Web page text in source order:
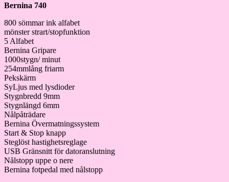
Bernina 740
800 sömmar ink alfabet
mönster strart/stopfunktion
5 Alfabet
Bernina Gripare
1000stygn/ minut
254mmlång friarm
Pekskärm
SyLjus med lysdioder
Stygnbredd 9mm
Stygnlängd 6mm
Nålpåträdare
Bernina Övermatningssystem
Start & Stop knapp
Steglöst hastighetsreglage
USB Gränsnitt för datoranslutning
Nålstopp uppe o nere
Bernina fotpedal med nålstopp